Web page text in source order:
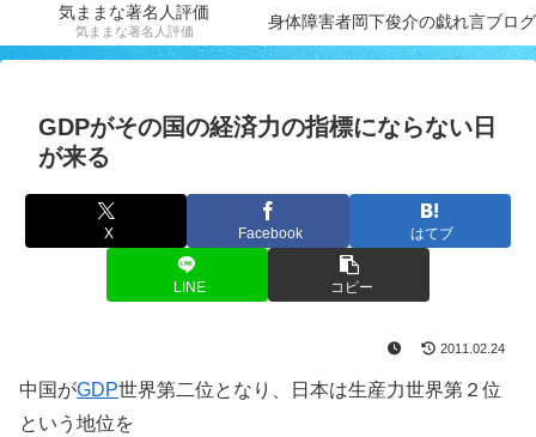
気ままな著名人評価
気ままな著名人評価 身体障害者岡下俊介の戯れ言ブログ
GDPがその国の経済力の指標にならない日
が来る
X Facebook はてブ
LINE コピー
2011.02.24
中国がGDP世界第二位となり、日本は生産力世界第２位
という地位を